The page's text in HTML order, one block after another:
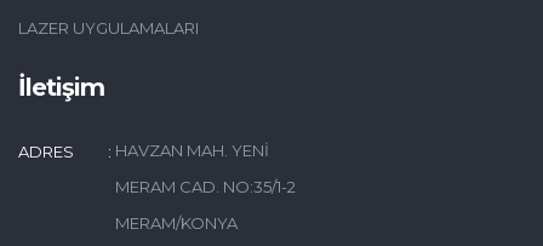
LAZER UYGULAMALARI
İletişim
ADRES
HAVZAN MAH. YENI
MERAM CAD. NO:35/1-2
MERAM/KONYA